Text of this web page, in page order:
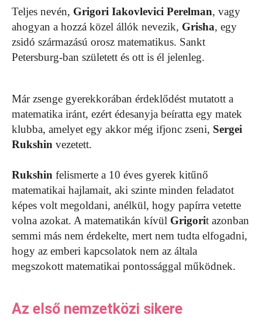
Teljes nevén, Grigori Iakovlevici Perelman, vagy
ahogyan a hozzá közel állók nevezik, Grisha, egy
zsidó származású orosz matematikus. Sankt
Petersburg-ban született és ott is él jelenleg.
Már zsenge gyerekkorában érdeklődést mutatott a
matematika iránt, ezért édesanyja beíratta egy matek
klubba, amelyet egy akkor még ifjonc zseni, Sergei
Rukshin vezetett.
Rukshin felismerte a 10 éves gyerek kitűnő
matematikai hajlamait, aki szinte minden feladatot
képes volt megoldani, anélkül, hogy papírra vetette
volna azokat. A matematikán kívül Grigorit azonban
semmi más nem érdekelte, mert nem tudta elfogadni,
hogy az emberi kapcsolatok nem az általa
megszokott matematikai pontossággal működnek.
Az első nemzetközi sikere